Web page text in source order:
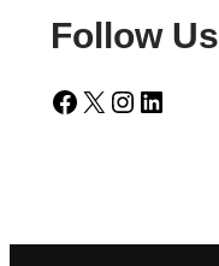
Follow Us
Facebook X Instagram LinkedIn